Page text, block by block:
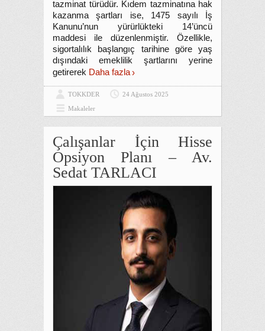
tazminat türüdür. Kıdem tazminatına hak
kazanma şartları ise, 1475 sayılı İş
Kanunu’nun yürürlükteki 14’üncü
maddesi ile düzenlenmiştir. Özellikle,
sigortalılık başlangıç tarihine göre yaş
dışındaki emeklilik şartlarını yerine
getirerek Daha fazla
TOKKDER
24 Ağustos 2025
Makaleler
Çalışanlar İçin Hisse
Opsiyon Planı – Av.
Sedat TARLACI